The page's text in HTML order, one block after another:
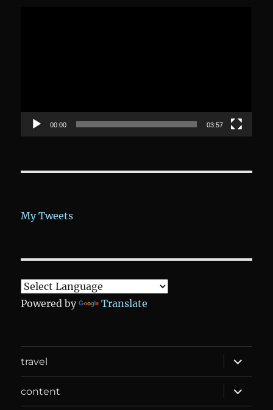
00:00 03:57
My Tweets
Powered by Translate
travel
expand
child
menu
content
expand
child
menu